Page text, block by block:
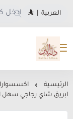
العربية
متجر دلة البن
الرئيسية
ابريق شاي زجاجي